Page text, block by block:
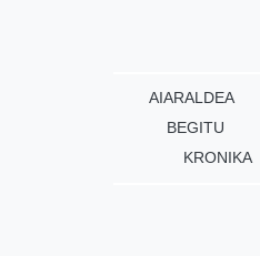
AIARALDEA
BEGITU
KRONIKA